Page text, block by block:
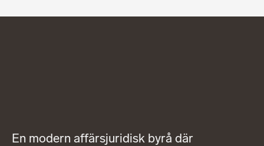
En modern affärsjuridisk byrå där